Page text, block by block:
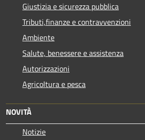
Giustizia e sicurezza pubblica
Tributi,finanze e contravvenzioni
Ambiente
Salute, benessere e assistenza
Autorizzazioni
Agricoltura e pesca
NOVITÀ
Notizie